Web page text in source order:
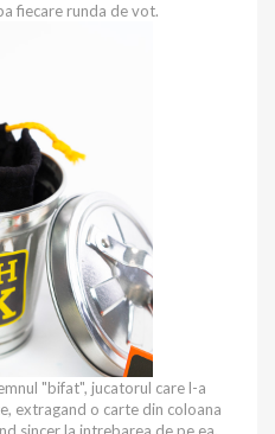
fiecare runda de vot.
"bifat", jucatorul care l-a
extragand o carte din coloana
sincer la intrebarea de pe ea.